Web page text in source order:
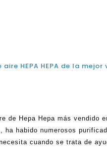
de Hepa Hepa más vendido
ha habido numerosos
cuando se trata de